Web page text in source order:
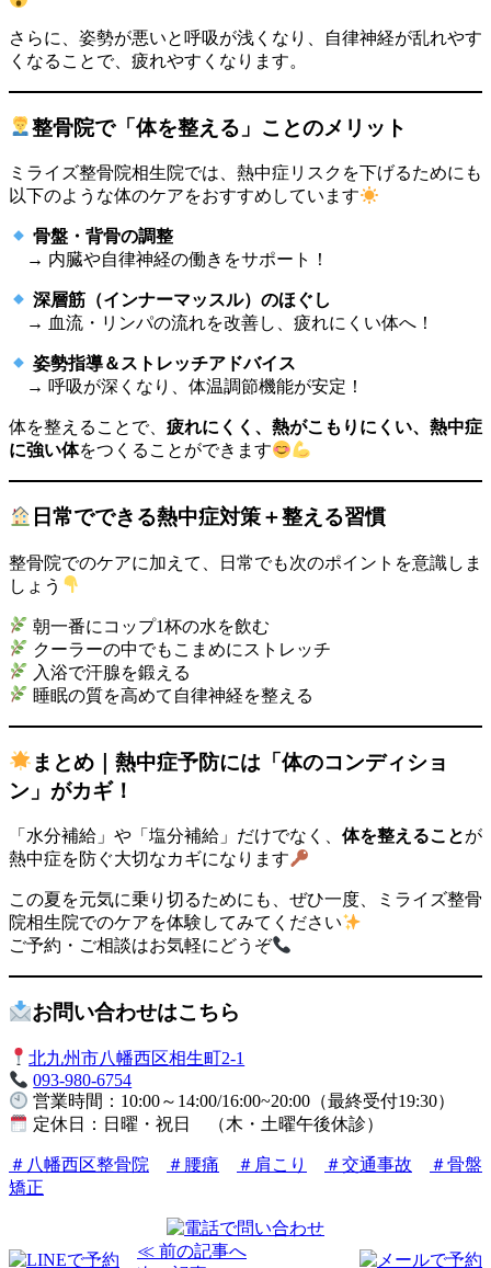
さらに、姿勢が悪いと呼吸が浅くなり、自律神経が乱れやす
くなることで、疲れやすくなります。
整骨院で「体を整える」ことのメリット
ミライズ整骨院相生院では、熱中症リスクを下げるためにも
以下のような体のケアをおすすめしています
骨盤・背骨の調整
→ 内臓や自律神経の働きをサポート！
深層筋（インナーマッスル）のほぐし
→ 血流・リンパの流れを改善し、疲れにくい体へ！
姿勢指導＆ストレッチアドバイス
→ 呼吸が深くなり、体温調節機能が安定！
体を整えることで、 疲れにくく、熱がこもりにくい、熱中症
に強い体をつくることができます
日常でできる熱中症対策＋整える習慣
整骨院でのケアに加えて、日常でも次のポイントを意識しま
しょう
朝一番にコップ1杯の水を飲む
クーラーの中でもこまめにストレッチ
入浴で汗腺を鍛える
睡眠の質を高めて自律神経を整える
まとめ｜熱中症予防には「体のコンディショ
ン」がカギ！
「水分補給」や「塩分補給」だけでなく、 体を整えることが
熱中症を防ぐ大切なカギになります
この夏を元気に乗り切るためにも、ぜひ一度、ミライズ整骨
院相生院でのケアを体験してみてください
ご予約・ご相談はお気軽にどうぞ
お問い合わせはこちら
北九州市八幡西区相生町2-1
093-980-6754
営業時間：10:00～14:00/16:00~20:00（最終受付19:30）
定休日：日曜・祝日 （木・土曜午後休診）
＃八幡西区整骨院 ＃腰痛 ＃肩こり ＃交通事故
＃骨盤
矯正
≪ 前の記事へ